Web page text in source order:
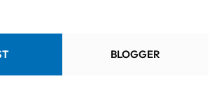
BLOGGER